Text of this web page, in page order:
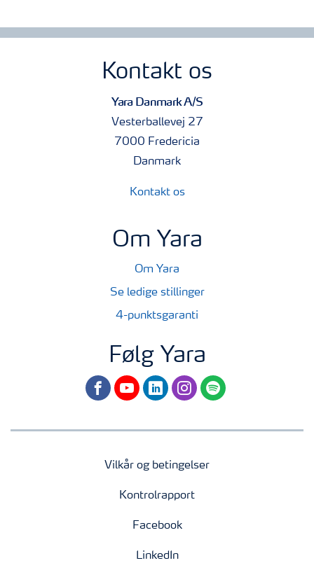
Kontakt os
Yara Danmark A/S
Vesterballevej 27
7000 Fredericia
Danmark
Kontakt os
Om Yara
Om Yara
Se ledige stillinger
4-punktsgaranti
Følg Yara
facebookyoutubelinkedininstagram
spotify
Vilkår og betingelser
Kontrolrapport
Facebook
LinkedIn